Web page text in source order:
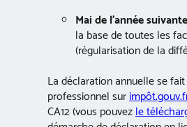
Mai de l’année
la base de toutes les
(régularisation de la
La déclaration annuelle se
professionnel sur
CA12 (vous pouvezle